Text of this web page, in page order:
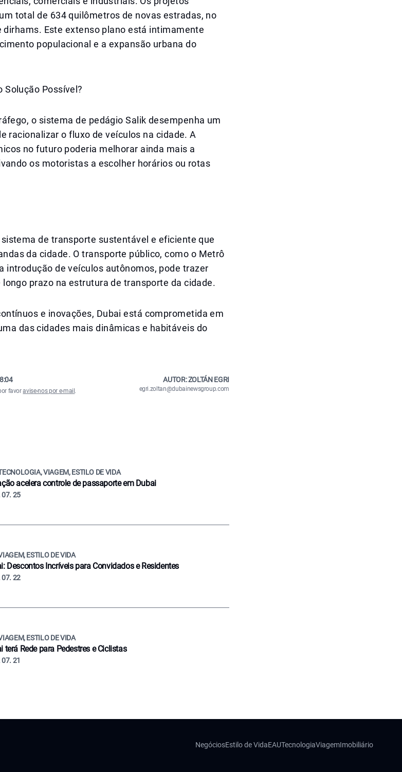
total de 634 quilômetros de novas estradas, no
dirhams. Este extenso plano está intimamente
populacional e a expansão urbana do
Solução Possível?
o sistema de pedágio Salik desempenha um
racionalizar o fluxo de veículos na cidade. A
no futuro poderia melhorar ainda mais a
os motoristas a escolher horários ou rotas
de transporte sustentável e eficiente que
da cidade. O transporte público, como o Metrô
introdução de veículos autônomos, pode trazer
prazo na estrutura de transporte da cidade.
e inovações, Dubai está comprometida em
das cidades mais dinâmicas e habitáveis do
favoravise-nos por e-mail .
AUTOR: ZOLTÁN EGRI
egri.zoltan@dubainewsgroup.com
VIAGEM, ESTILO DE VIDA
acelera controle de passaporte em Dubai
25
ESTILO DE VIDA
Descontos Incríveis para Convidados e Residentes
22
ESTILO DE VIDA
terá Rede para Pedestres e Ciclistas
21
NegóciosEstilo de VidaEAUTecnologiaViagemImobiliário